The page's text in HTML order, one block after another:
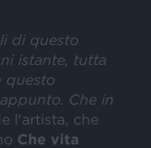
di questo
istante, tutta
questo
Che in
l'artista, che
Che vita